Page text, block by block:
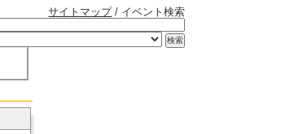
サイトマップ/ イベント検索